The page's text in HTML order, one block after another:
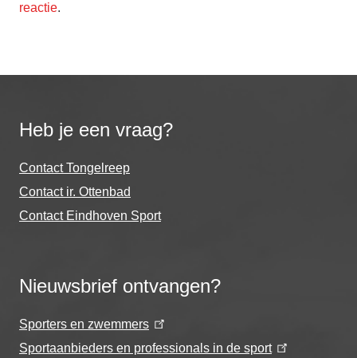
reactie.
Heb je een vraag?
Contact Tongelreep
Contact ir. Ottenbad
Contact Eindhoven Sport
Nieuwsbrief ontvangen?
Sporters en zwemmers
Sportaanbieders en professionals in de sport